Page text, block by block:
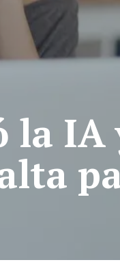
la IA